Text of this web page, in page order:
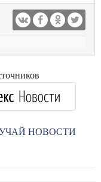
НОВОСТИ